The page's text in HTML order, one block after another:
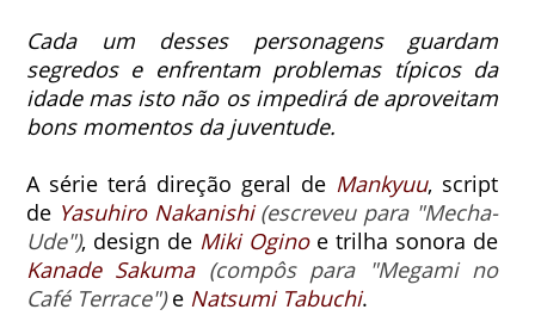
Cada um desses personagens guardam
segredos e enfrentam problemas típicos da
idade mas isto não os impedirá de aproveitam
bons momentos da juventude.
A série terá direção geral de Mankyuu, script
de Yasuhiro Nakanishi (escreveu para "Mecha-
Ude"), design de Miki Oginoe trilha sonora de
Kanade Sakuma (compôs para "Megami no
Café Terrace")e Natsumi Tabuchi.